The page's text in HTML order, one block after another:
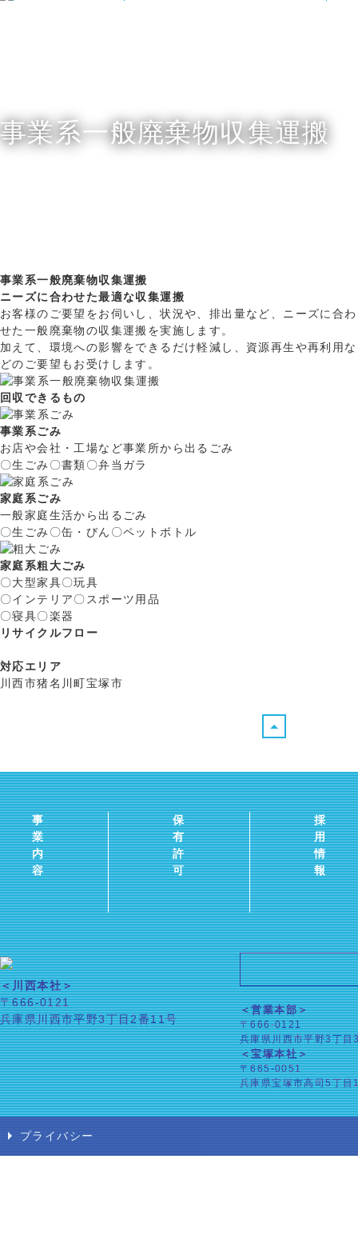
事業系一般廃棄物収集運搬
事業系一般廃棄物収集運搬
ニーズに合わせた最適な収集運搬
お客様のご要望をお伺いし、状況や、排出量など、ニーズに合わ
せた一般廃棄物の収集運搬を実施します。
加えて、環境への影響をできるだけ軽減し、資源再生や再利用な
どのご要望もお受けします。
回収できるもの
事業系ごみ
お店や会社・工場など事業所から出るごみ
〇生ごみ 〇書類〇弁当ガラ
家庭系ごみ
一般家庭生活から出るごみ
〇生ごみ 〇缶・びん 〇ペットボトル
家庭系粗大ごみ
〇大型家具〇玩具
〇インテリア〇スポーツ用品
〇寝具〇楽器
リサイクルフロー
対応エリア
川西市猪名川町宝塚市
事
業
内
容
保
有
許
可
採
用
情
報
＜川西本社＞
〒666-0121
兵庫県川西市平野3丁目2番11号
＜営業本部＞
〒666-0121
兵庫県川西市平野3丁
＜宝塚本社＞
〒665-0051
兵庫県宝塚市高司5丁目
プライバシー